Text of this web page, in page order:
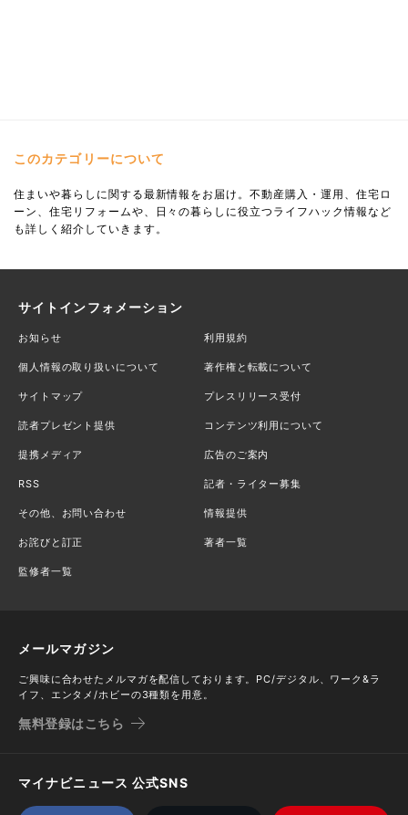
このカテゴリーについて
住まいや暮らしに関する最新情報をお届け。不動産購入・運用、住宅ロ
ーン、住宅リフォームや、日々の暮らしに役立つライフハック情報など
も詳しく紹介していきます。
サイトインフォメーション
お知らせ 利用規約
個人情報の取り扱いについて 著作権と転載について
サイトマップ プレスリリース受付
読者プレゼント提供 コンテンツ利用について
提携メディア 広告のご案内
RSS 記者・ライター募集
その他、お問い合わせ 情報提供
お詫びと訂正 著者一覧
監修者一覧
メールマガジン
ご興味に合わせたメルマガを配信しております。PC/デジタル、ワーク&ラ
イフ、エンタメ/ホビーの3種類を用意。
無料登録はこちら
マイナビニュース 公式SNS